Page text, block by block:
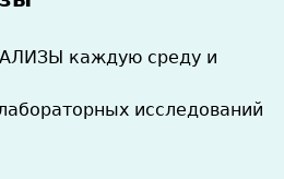
каждую среду и
исследований